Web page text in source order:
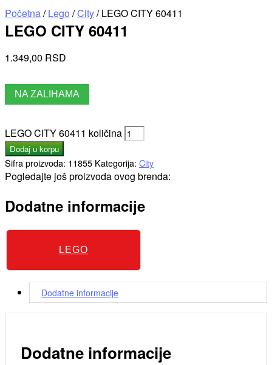
Početna/Lego /City/ LEGO CITY 60411
LEGO CITY 60411
1.349,00 RSD
NA ZALIHAMA
LEGO CITY 60411 količina
Dodaj u korpu
Šifra proizvoda: 11855 Kategorija: City
Pogledajte još proizvoda ovog brenda:
Dodatne informacije
LEGO
Dodatne informacije
Dodatne informacije